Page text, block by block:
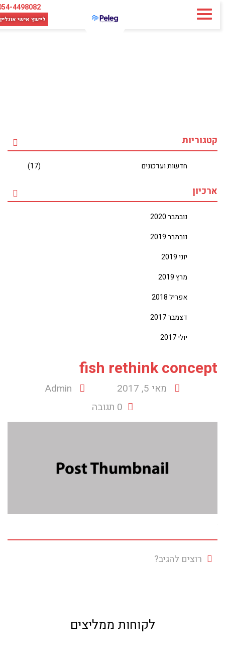
054-4498082
לייעוץ אישיאונליין
קטגוריות
חדשות ועדכונים
ארכיון
נובמבר 2020
נובמבר 2019
יוני 2019
מרץ 2019
אפריל 2018
דצמבר 2017
יולי 2017
fish rethink concept
מאי 5, 2017
רוצים להגיב?
לקוחות ממליצים